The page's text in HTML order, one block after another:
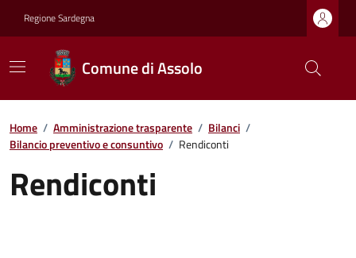
Regione Sardegna
Comune di Assolo
Home / Amministrazione trasparente / Bilanci /
Bilancio preventivo e consuntivo / Rendiconti
Rendiconti